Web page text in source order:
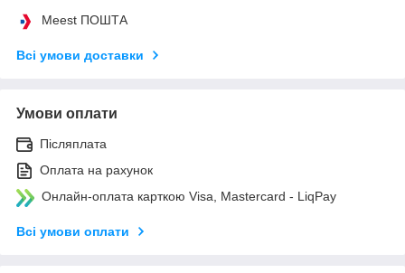
Meest ПОШТА
Всі умови доставки
Умови оплати
Післяплата
Оплата на рахунок
Онлайн-оплата карткою Visa, Mastercard - LiqPay
Всі умови оплати